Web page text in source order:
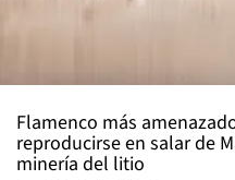
Flamenco más
reproducirse en salar de
minería del litio